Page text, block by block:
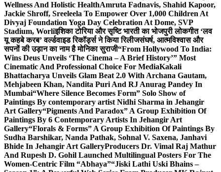
Wellness And Holistic HealthAmruta Fadnavis, Shahid Kapoor,
Jackie Shroff, Sreeleela To Empower Over 1,000 Children At
Divyaj Foundation Yoga Day Celebration At Dome, SVP
Stadium, Worliइशिका टोरिया और सृष्टि भारती का भोजपुरी लोकगीत ‘लव
यू कहबे करब’ वर्ल्डवाइड रिकॉर्ड्स ने किया रिलीजसंघर्ष, आत्मविश्वास और
सपनों की उड़ान का नाम है मोनिका सुराजी“From Hollywood To India:
Wins Deus Unveils ‘The Cinema – A Brief History’” Most
Cinematic And Professional Choice For MediaKakali
Bhattacharya Unveils Glam Beat 2.0 With Archana Gautam,
Mehjabeen Khan, Nandita Puri And RJ Anurag Pandey In
Mumbai“Where Silence Becomes Form” Solo Show of
Paintings By contemporary artist Nidhi Sharma in Jehangir
Art Gallery“Pigments And Paradox” A Group Exhibition Of
Paintings By 6 Contemporary Artists In Jehangir Art
Gallery“Florals & Forms” A Group Exhibition Of Paintings By
Sudha Barshikar, Nanda Pathak, Sohnal V. Saxena, Janhavi
Bhide In Jehangir Art GalleryProducers Dr. Vimal Raj Mathur
And Rupesh D. Gohil Launched Multilingual Posters For The
Women-Centric Film “Abhaya”“Jiski Lathi Uski Bhains –